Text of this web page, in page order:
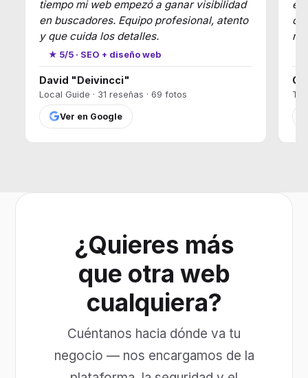
tiempo mi web empezó a ganar visibilidad
en buscadores. Equipo profesional, atento
y que cuida los detalles.
★ 5/5 · SEO + diseño web
David "Deivincci"
Local Guide · 31 reseñas · 69 fotos
Ver en Google
en
¿Quieres más
que otra web
cualquiera?
Cuéntanos hacia dónde va tu
negocio — nos encargamos de la